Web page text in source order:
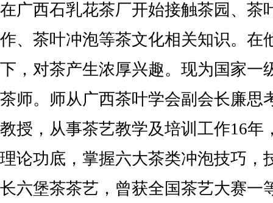
在广西石乳花茶厂开始接触茶园、茶
作、茶叶冲泡等茶文化相关知识。在
下，对茶产生浓厚兴趣。现为国家一
茶师。师从广西茶叶学会副会长廉思
教授，从事茶艺教学及培训工作16年
理论功底，掌握六大茶类冲泡技巧，
长六堡茶茶艺，曾获全国茶艺大赛一